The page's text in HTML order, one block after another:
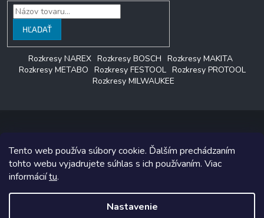
Tento web používa súbory cookie. Ďalším prechádzaním
tohto webu vyjadrujete súhlas s ich používaním. Viac
informáciítu.
Nastavenie
HĽADAŤ
Rozkresy NAREX Rozkresy BOSCH Rozkresy MAKITA
Rozkresy METABO Rozkresy FESTOOL Rozkresy PROTOOL
Rozkresy MILWAUKEE
Copyright 2026LAGON SERVIS. Všetky práva vyhradené.
Grafický návrh vytvoril a na Shoptet implementoval
Shoptetak.cz.